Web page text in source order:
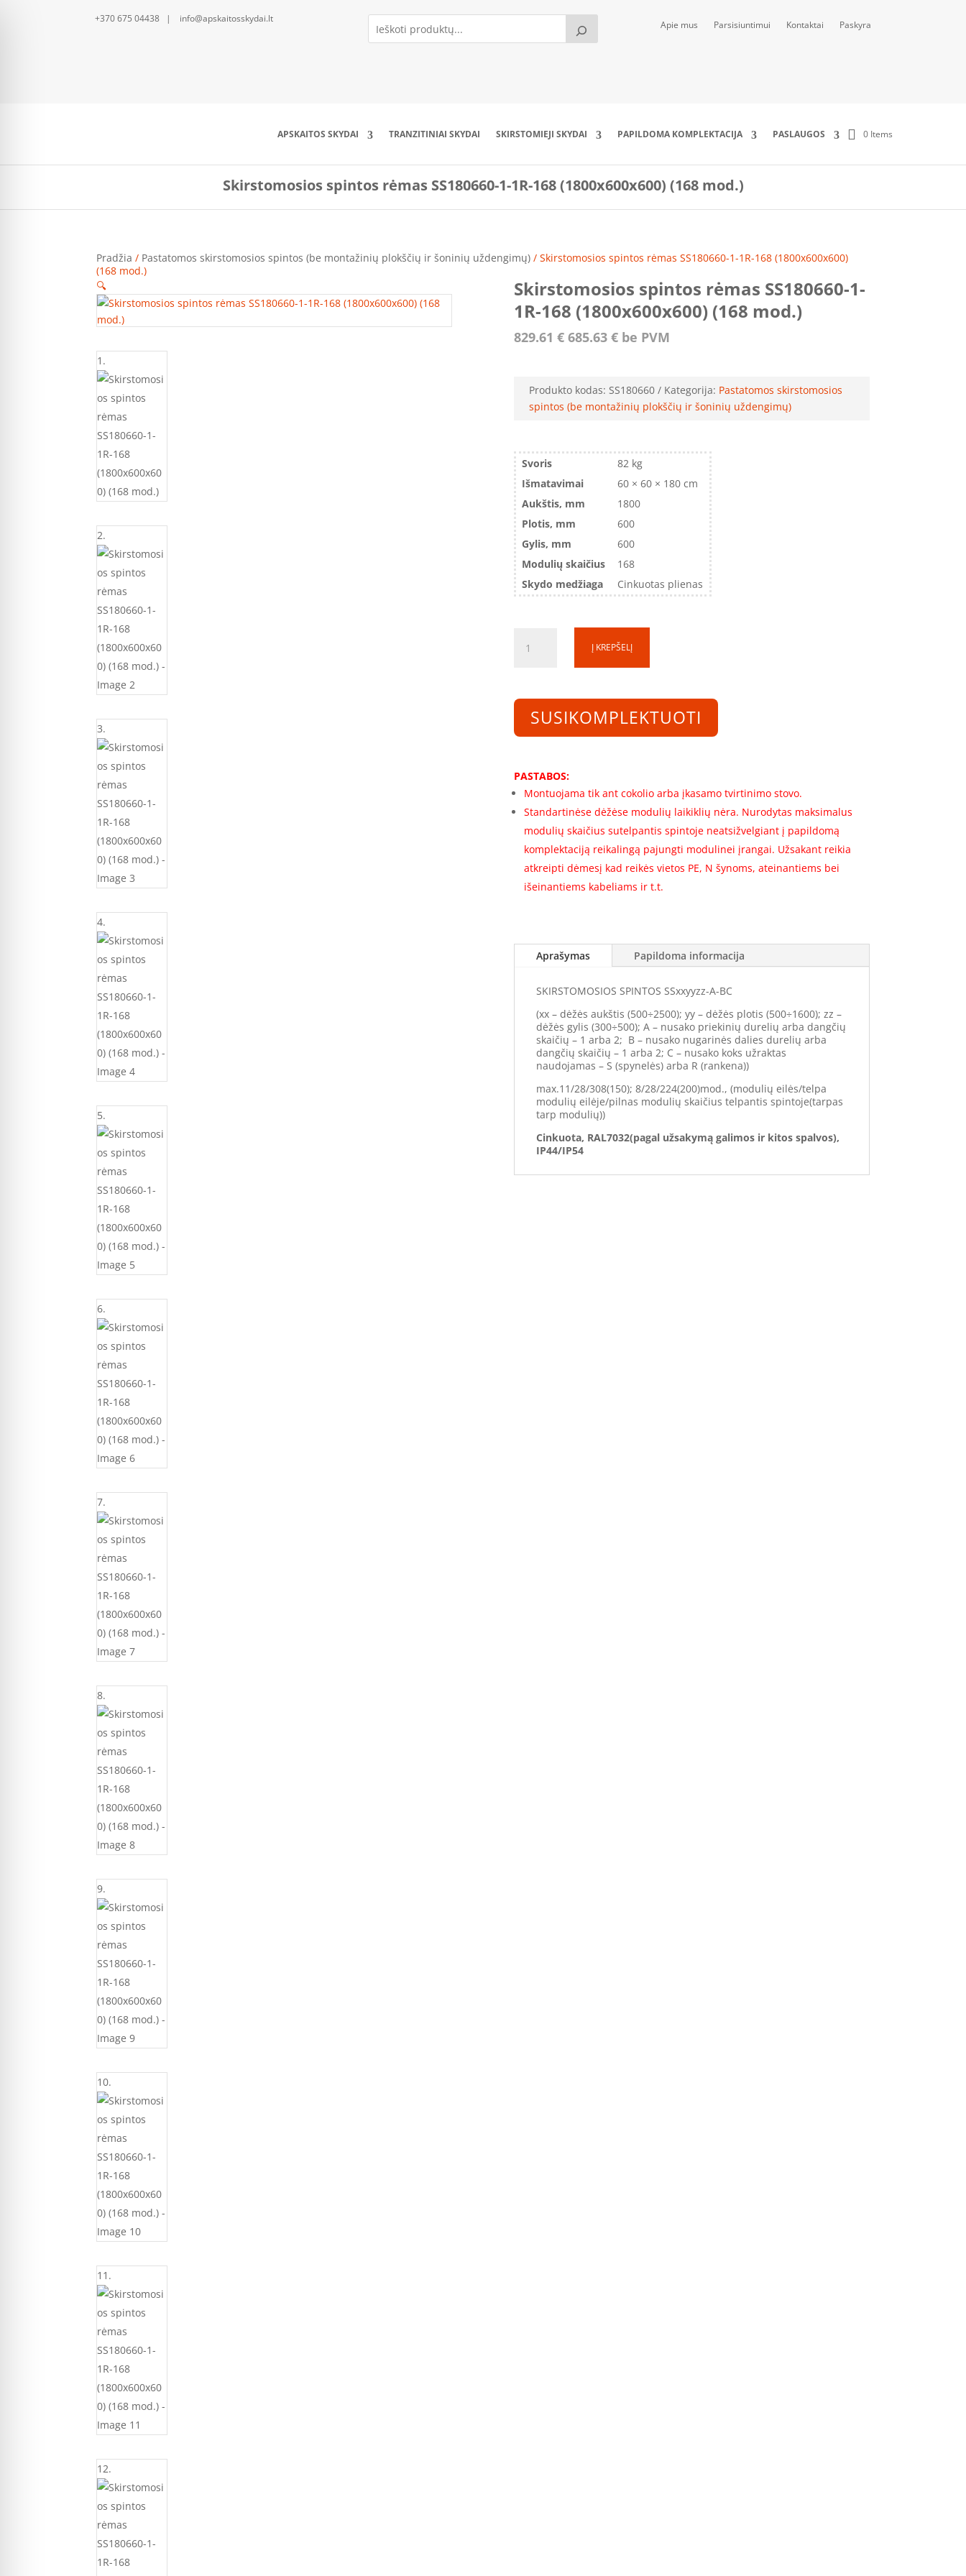
+370 675 04438 | info@apskaitosskydai.lt
Apie mus Parsisiuntimui Kontaktai Paskyra
APSKAITOS SKYDAI TRANZITINIAI SKYDAI SKIRSTOMIEJI SKYDAI PAPILDOMA KOMPLEKTACIJA PASLAUGOS 0 Items
Skirstomosios spintos rėmas SS180660-1-1R-168 (1800x600x600) (168 mod.)
Pradžia / Pastatomos skirstomosios spintos (be montažinių plokščių ir šoninių uždengimų) / Skirstomosios spintos rėmas SS180660-1-1R-168 (1800x600x600)
(168 mod.)
🔍
Skirstomosios spintos rėmas SS180660-1-
1R-168 (1800x600x600) (168 mod.)
829.61 € 685.63 €be PVM
Produkto kodas: SS180660 Kategorija: Pastatomos skirstomosios
spintos (be montažinių plokščių ir šoninių uždengimų)
Svoris
82 kg
Išmatavimai
60 × 60 × 180 cm
Aukštis, mm
1800
Plotis, mm
600
Gylis, mm
600
Modulių skaičius
168
Skydo medžiaga
Cinkuotas plienas
kiekis:
Skirstomosios
rėmas
SS180660-
1-
(1800x600x600)
(168
mod.)
Į KREPŠELĮ
SUSIKOMPLEKTUOTI
PASTABOS:
Montuojama tik ant cokolio arba įkasamo tvirtinimo stovo.
Standartinėse dėžėse modulių laikiklių nėra. Nurodytas maksimalus
modulių skaičius sutelpantis spintoje neatsižvelgiant į papildomą
komplektaciją reikalingą pajungti modulinei įrangai. Užsakant reikia
atkreipti dėmesį kad reikės vietos PE, N šynoms, ateinantiems bei
išeinantiems kabeliams ir t.t.
Aprašymas Papildoma informacija
SKIRSTOMOSIOS SPINTOS SSxxyyzz-A-BC
(xx – dėžės aukštis (500÷2500); yy – dėžės plotis (500÷1600); zz –
dėžės gylis (300÷500); A – nusako priekinių durelių arba dangčių
skaičių – 1 arba 2; B – nusako nugarinės dalies durelių arba
dangčių skaičių – 1 arba 2; C – nusako koks užraktas
naudojamas – S (spynelės) arba R (rankena))
max.11/28/308(150); 8/28/224(200)mod., (modulių eilės/telpa
modulių eilėje/pilnas modulių skaičius telpantis spintoje(tarpas
tarp modulių))
Cinkuota, RAL7032(pagal užsakymą galimos ir kitos spalvos),
IP44/IP54